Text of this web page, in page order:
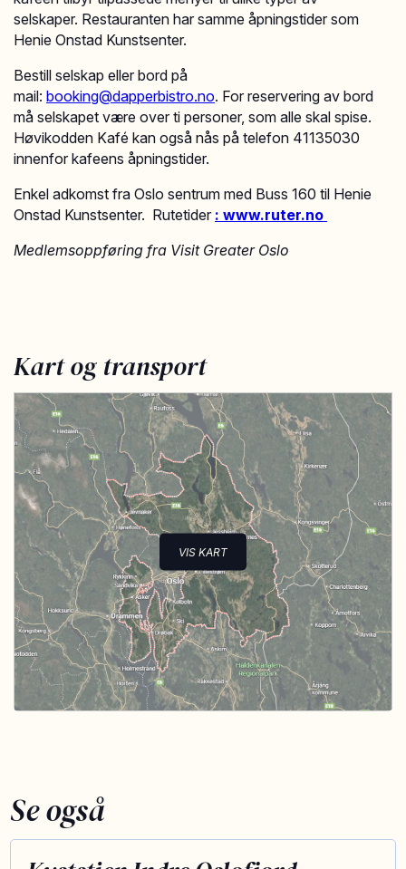
selskaper. Restauranten har samme åpningstider som
Henie Onstad Kunstsenter.
Bestill selskap eller bord på
mail: booking@dapperbistro.no. For reservering av bord
må selskapet være over ti personer, som alle skal spise.
Høvikodden Kafé kan også nås på telefon 41135030
innenfor kafeens åpningstider.
Enkel adkomst fra Oslo sentrum med Buss 160 til Henie
Onstad Kunstsenter. Rutetider : www.ruter.no
Medlemsoppføring fra Visit Greater Oslo
Kart og transport
VIS KART
Se også